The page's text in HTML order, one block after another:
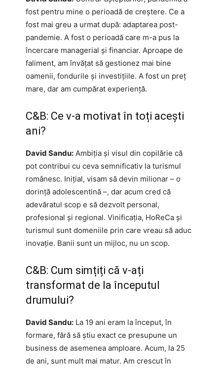
fost pentru mine o perioadă de creștere. Ce a
fost mai greu a urmat după: adaptarea post-
pandemie. A fost o perioadă care m-a pus la
încercare managerial și financiar. Aproape de
faliment, am învățat să gestionez mai bine
oamenii, fondurile și investițiile. A fost un preț
mare, dar am cumpărat experiență.
C&B: Ce v-a motivat în toți acești
ani?
David Sandu: Ambiția și visul din copilărie că
pot contribui cu ceva semnificativ la turismul
românesc. Inițial, visam să devin milionar – o
dorință adolescentină –, dar acum cred că
adevăratul scop e să dezvolt personal,
profesional și regional. Vinificația, HoReCa și
turismul sunt domeniile prin care vreau să aduc
inovație. Banii sunt un mijloc, nu un scop.
C&B: Cum simțiți că v-ați
transformat de la începutul
drumului?
David Sandu: La 19 ani eram la început, în
formare, fără să știu exact ce presupune un
business de asemenea amploare. Acum, la 25
de ani, sunt mult mai matur. Am crescut în